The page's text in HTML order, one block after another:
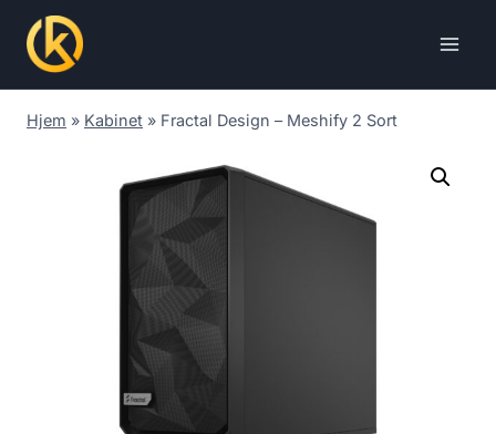
content
Hjem » Kabinet » Fractal Design – Meshify 2 Sort